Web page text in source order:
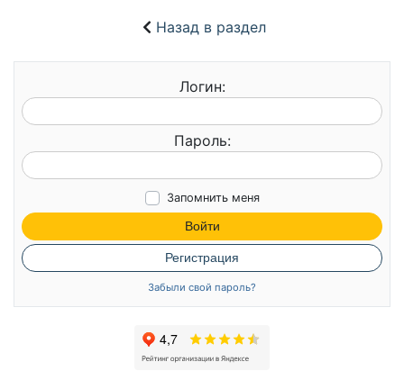
Назад в раздел
Логин:
Пароль:
Запомнить меня
Войти
Регистрация
Забыли свой пароль?